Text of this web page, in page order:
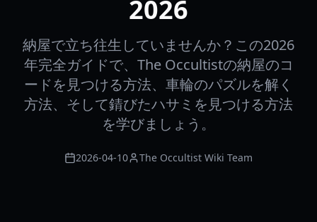
2026
納屋で立ち往生していませんか？この2026
年完全ガイドで、The Occultistの納屋のコ
ードを見つける方法、車輪のパズルを解く
方法、そして錆びたハサミを見つける方法
を学びましょう。
2026-04-10 The Occultist Wiki Team